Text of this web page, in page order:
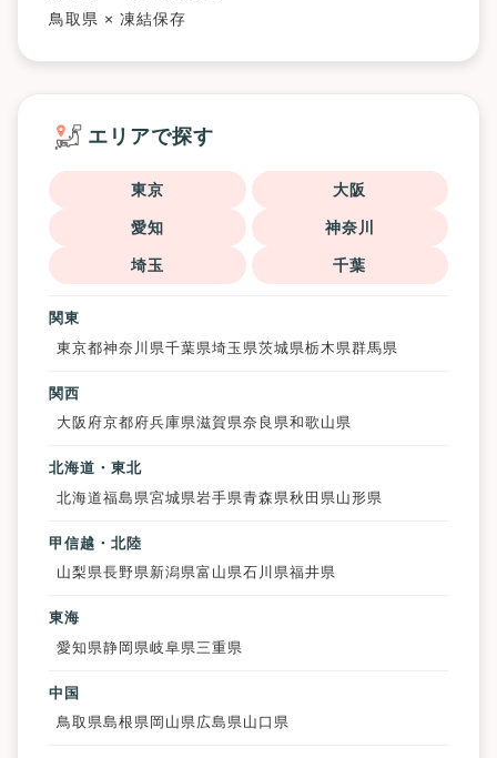
鳥取県 × 凍結保存
エリアで探す
東京 大阪
愛知 神奈川
埼玉 千葉
関東
東京都神奈川県千葉県埼玉県茨城県栃木県群馬県
関西
大阪府京都府兵庫県滋賀県奈良県和歌山県
北海道・東北
北海道福島県宮城県岩手県青森県秋田県 山形県
甲信越・北陸
山梨県長野県新潟県富山県石川県福井県
東海
愛知県静岡県岐阜県 三重県
中国
鳥取県島根県 岡山県広島県山口県